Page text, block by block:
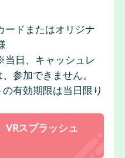
ードまたはオリジナ
日、キャッシュレ
参加できません。
有効期限は当日限り
VRスプラッシュ